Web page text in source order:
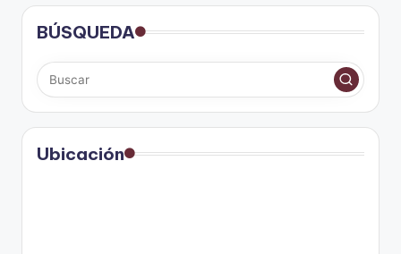
BÚSQUEDA
Ubicación